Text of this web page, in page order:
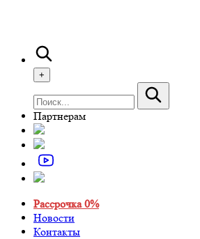
+
Партнерам
Рассрочка 0%
Новости
Контакты